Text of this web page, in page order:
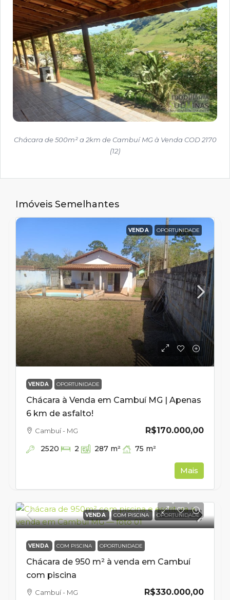
Chácara de 500m² a 2km de Cambuí MG à Venda COD 2170
(12)
Imóveis Semelhantes
VENDA OPORTUNIDADE
VENDA OPORTUNIDADE
Chácara à Venda em Cambuí MG | Apenas
6 km de asfalto!
R$170.000,00
Cambuí - MG
2520 2 287 m² 75 m²
Mais
VENDA COM PISCINA OPORTUNIDADE
VENDA COM PISCINA OPORTUNIDADE
Chácara de 950 m² à venda em Cambuí
com piscina
R$330.000,00
Cambuí - MG